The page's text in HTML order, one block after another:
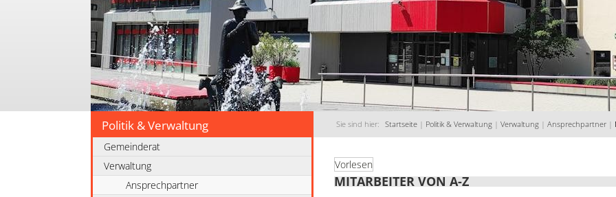
Politik & Verwaltung Sie sind hier: Startseite | Politik & Verwaltung | Verwaltung | Ansprechpartner |
Gemeinderat
Verwaltung
Ansprechpartner
Vorlesen
MITARBEITER VON A-Z